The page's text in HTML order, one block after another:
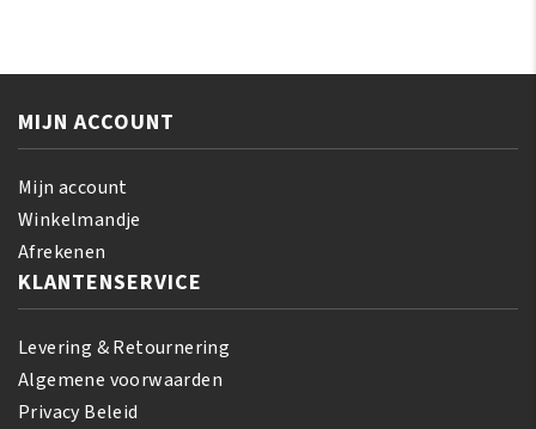
150
gr
aantal
Conditioner
aantal
MIJN ACCOUNT
Mijn account
Winkelmandje
Afrekenen
KLANTENSERVICE
Levering & Retournering
Algemene voorwaarden
Privacy Beleid